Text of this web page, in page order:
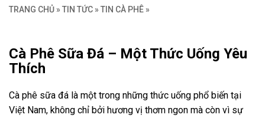
TRANG CHỦ » TIN TỨC » TIN CÀ PHÊ »
Cà Phê Sữa Đá – Một Thức Uống Yêu
Thích
Cà phê sữa đá là một trong những thức uống phổ biến tại
Việt Nam, không chỉ bởi hương vị thơm ngon mà còn vì sự